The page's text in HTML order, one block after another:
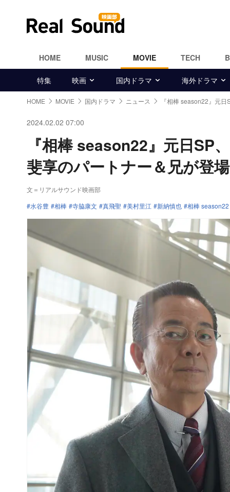
HOME MUSIC MOVIE TECH
特集 映画 国内ドラマ 海外ドラマ
HOME MOVIE 国内ドラマ ニュース 『相棒 season22』元日
2024.02.02 07:00
『相棒 season22』元日
斐享のパートナー＆兄が登場
文＝リアルサウンド映画部
水谷豊
相棒 寺脇康文 真飛聖 美村里江 新納慎也 相棒 season22